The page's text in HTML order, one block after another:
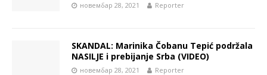
новембар 28, 2021 Reporter
SKANDAL: Marinika Čobanu Tepić podržala
NASILJE i prebijanje Srba (VIDEO)
новембар 28, 2021 Reporter